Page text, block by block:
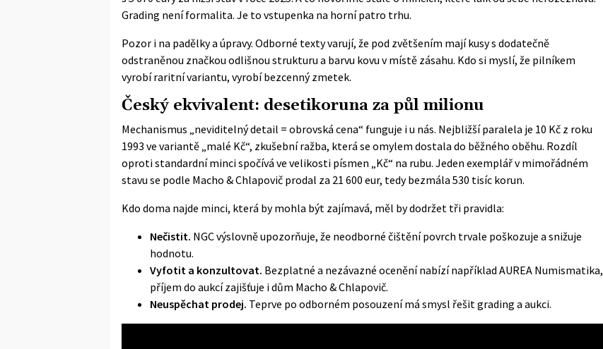
Grading není formalita. Je to vstupenka na horní patro trhu.
Pozor i na padělky a úpravy. Odborné texty varují, že pod zvětšením mají kusy s dodatečně
odstraněnou značkou odlišnou strukturu a barvu kovu v místě zásahu. Kdo si myslí, že pilníkem
vyrobí raritní variantu, vyrobí bezcenný zmetek.
Český ekvivalent: desetikoruna za půl milionu
Mechanismus „neviditelný detail = obrovská cena“ funguje i u nás. Nejbližší paralela je 10 Kč z roku
1993 ve variantě „malé Kč“, zkušební ražba, která se omylem dostala do běžného oběhu. Rozdíl
oproti standardní minci spočívá ve velikosti písmen „Kč“ na rubu. Jeden exemplář v mimořádném
stavu se podle Macho & Chlapovič prodal za 21 600 eur, tedy bezmála 530 tisíc korun.
Kdo doma najde minci, která by mohla být zajímavá, měl by dodržet tři pravidla:
Nečistit. NGC výslovně upozorňuje, že neodborné čištění povrch trvale poškozuje a snižuje
hodnotu.
Vyfotit a konzultovat. Bezplatné a nezávazné ocenění nabízí například AUREA Numismatika,
příjem do aukcí zajišťuje i dům Macho & Chlapovič.
Neuspěchat prodej. Teprve po odborném posouzení má smysl řešit grading a aukci.